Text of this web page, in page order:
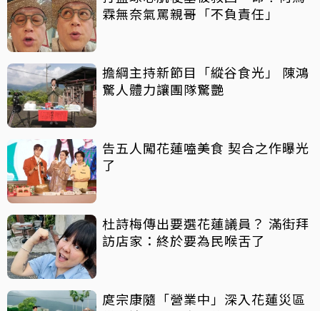
霖無奈氣罵親哥「不負責任」
擔綱主持新節目「縱谷食光」 陳鴻
驚人體力讓團隊驚艷
告五人闖花蓮嗑美食 契合之作曝光
了
杜詩梅傳出要選花蓮議員？ 滿街拜
訪店家：終於要為民喉舌了
庹宗康隨「營業中」深入花蓮災區